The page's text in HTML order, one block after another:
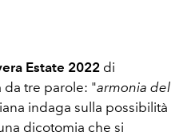
Estate 2022 di
da tre parole: "armonia del
indaga sulla possibilità
dicotomia che si